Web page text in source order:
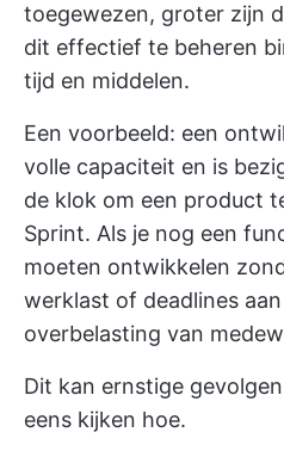
toegewezen, groter zijn
dit effectief te beheren
tijd en middelen.
Een voorbeeld: een
volle capaciteit en is
de klok om een product
Sprint. Als je nog een
moeten ontwikkelen
werklast of deadlines
overbelasting van
Dit kan ernstige
eens kijken hoe.